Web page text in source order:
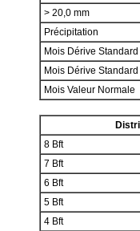
> 20,0 mm
Précipitation
Mois Dérive Standard
Mois Dérive Standard
Mois Valeur Normale
8 Bft
7 Bft
6 Bft
5 Bft
4 Bft